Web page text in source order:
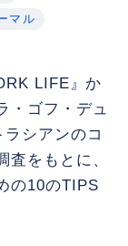
マル
LIFE』か
・ゴフ・デュ
シアンのコ
査をもとに、
の10のTIPS